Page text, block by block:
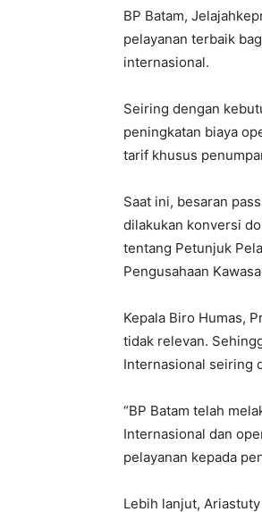
BP Batam,
pelayanan terbaik
internasional.
Seiring dengan
peningkatan biaya
tarif khusus
Saat ini, besaran
dilakukan konversi
tentang Petunjuk
Pengusahaan
Kepala Biro Humas,
tidak relevan.
Internasional seiring
“BP Batam telah
Internasional dan
pelayanan kepada
Lebih lanjut,